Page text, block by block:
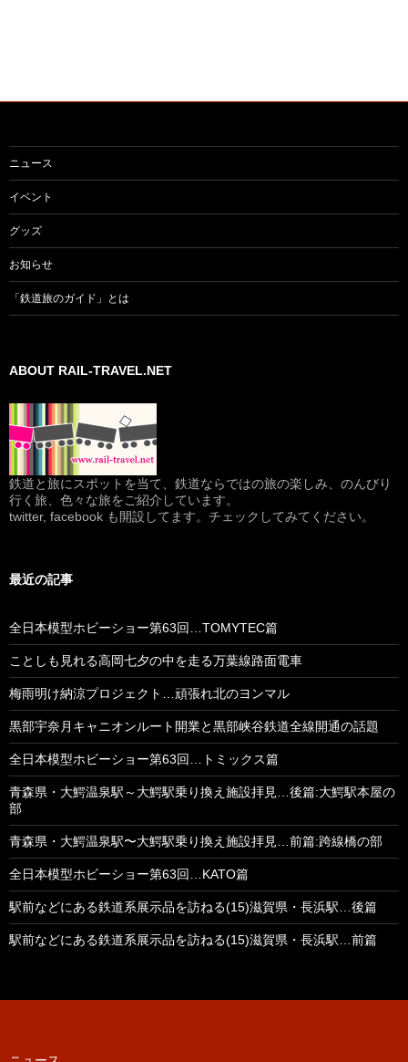
ニュース
イベント
グッズ
お知らせ
「鉄道旅のガイド」とは
ABOUT RAIL-TRAVEL.NET
鉄道と旅にスポットを当て、鉄道ならではの旅の楽しみ、のんびり
行く旅、色々な旅をご紹介しています。
twitter, facebook も開設してます。チェックしてみてください。
最近の記事
全日本模型ホビーショー第63回…TOMYTEC篇
ことしも見れる高岡七夕の中を走る万葉線路面電車
梅雨明け納涼プロジェクト…頑張れ北のヨンマル
黒部宇奈月キャニオンルート開業と黒部峡谷鉄道全線開通の話題
全日本模型ホビーショー第63回…トミックス篇
青森県・大鰐温泉駅～大鰐駅乗り換え施設拝見…後篇:大鰐駅本屋の
部
青森県・大鰐温泉駅〜大鰐駅乗り換え施設拝見…前篇:跨線橋の部
全日本模型ホビーショー第63回…KATO篇
駅前などにある鉄道系展示品を訪ねる(15)滋賀県・長浜駅…後篇
駅前などにある鉄道系展示品を訪ねる(15)滋賀県・長浜駅…前篇